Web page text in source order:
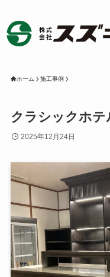
ホーム 施工事例
クラシックホテ
2025年12月24日